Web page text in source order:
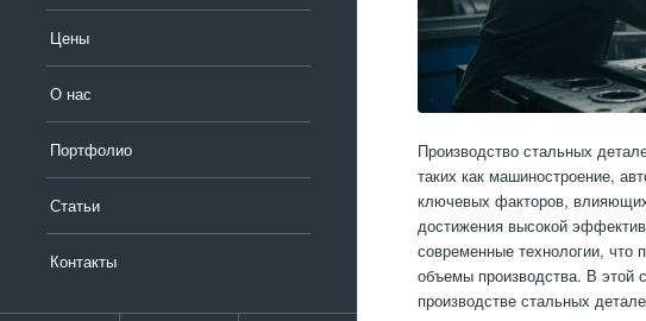
Цены
О нас
Портфолио
Статьи
Контакты
Производство стальных
таких как машиностроение,
ключевых факторов,
достижения высокой
современные технологии, что
объемы производства. В этой
производстве стальных